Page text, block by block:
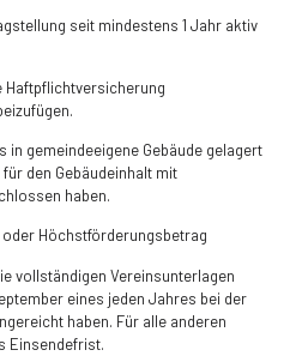
seit mindestens 1 Jahr aktiv
Haftpflichtversicherung
in gemeindeeigene Gebäude gelagert
den Gebäudeinhalt mit
haben.
Höchstförderungsbetrag
vollständigen Vereinsunterlagen
eines jeden Jahres bei der
haben. Für alle anderen
Einsendefrist.